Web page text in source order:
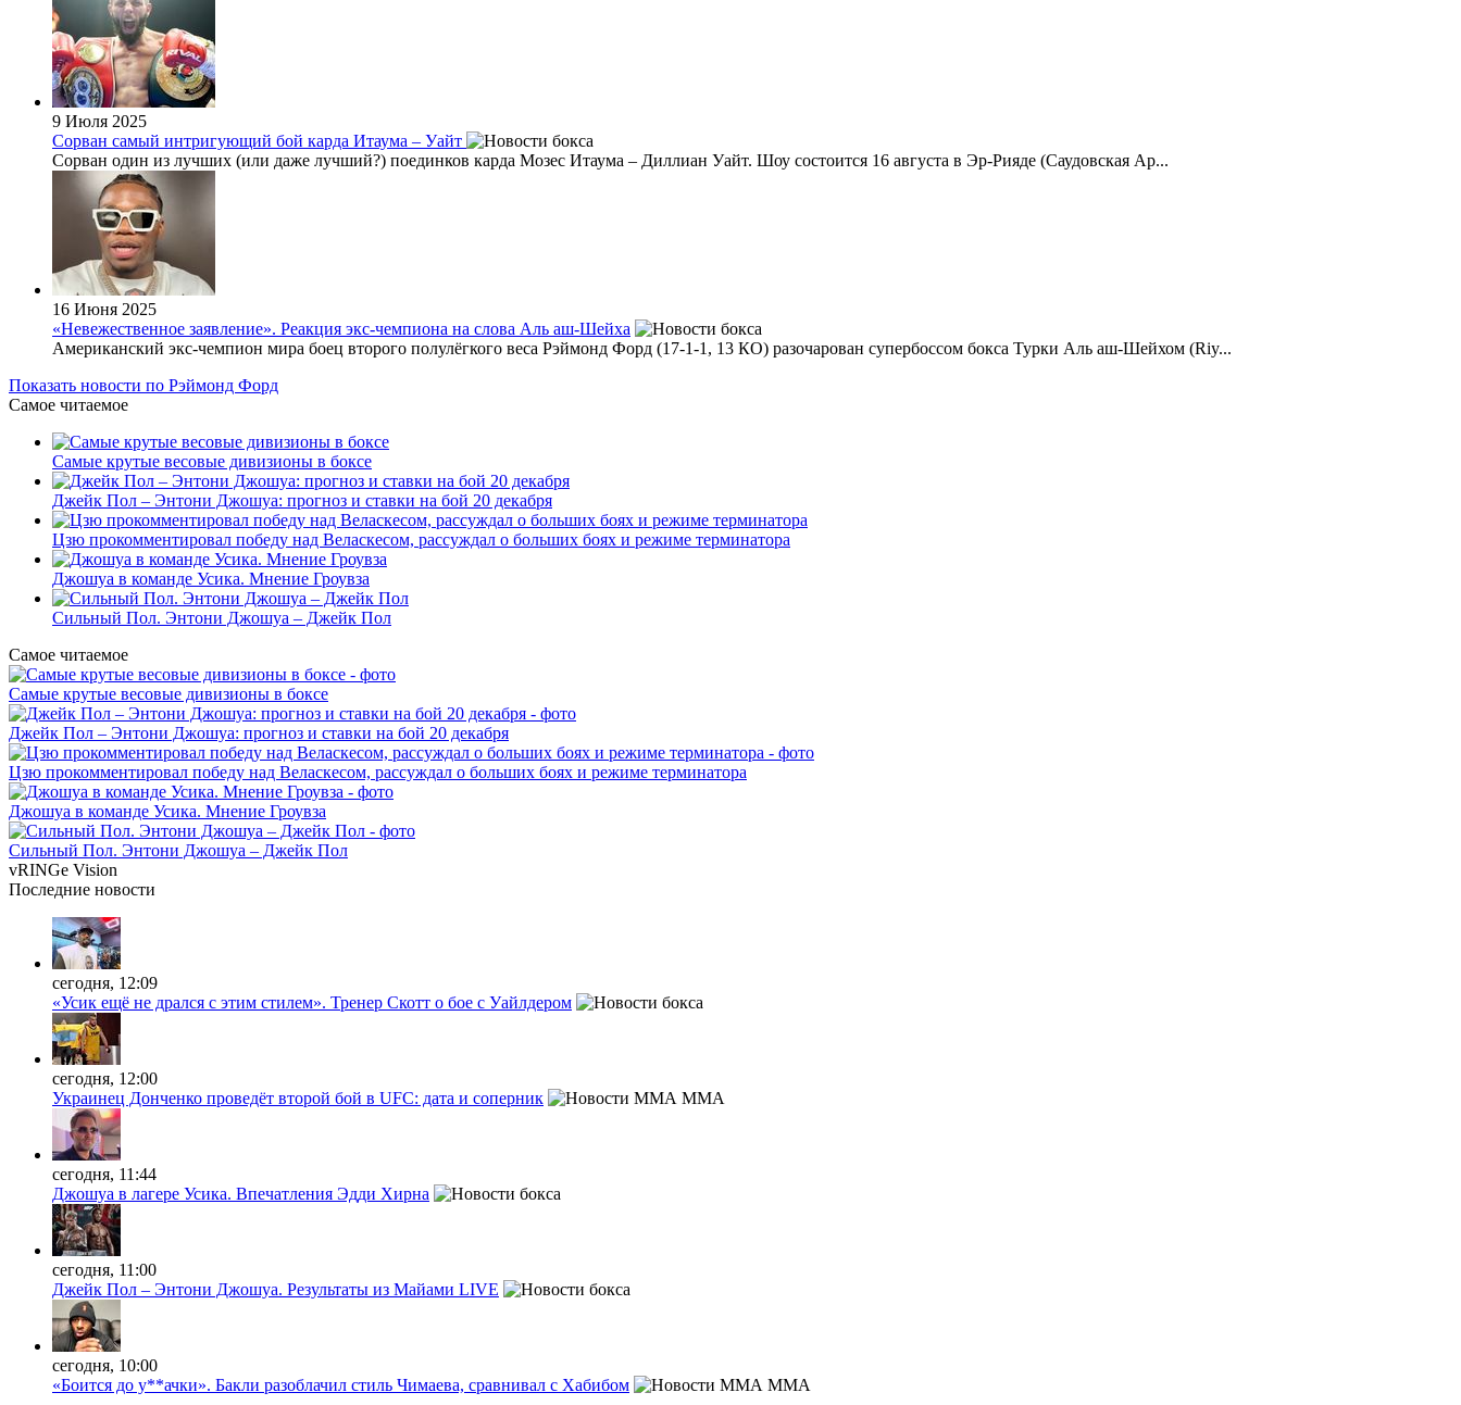
9 Июля 2025
Сорван самый интригующий бой карда Итаума – Уайт
Сорван один из лучших (или даже лучший?) поединков карда Мозес Итаума – Диллиан Уайт. Шоу состоится 16 августа в Эр-Рияде (Саудовская Ар...
16 Июня 2025
«Невежественное заявление». Реакция экс-чемпиона на слова Аль аш-Шейха
Американский экс-чемпион мира боец второго полулёгкого веса Рэймонд Форд (17-1-1, 13 КО) разочарован супербоссом бокса Турки Аль аш-Шейхом (Riy...
Показать новости по Рэймонд Форд
Самое читаемое
Самые крутые весовые дивизионы в боксе
Джейк Пол – Энтони Джошуа: прогноз и ставки на бой 20 декабря
Цзю прокомментировал победу над Веласкесом, рассуждал о больших боях и режиме терминатора
Джошуа в команде Усика. Мнение Гроувза
Сильный Пол. Энтони Джошуа – Джейк Пол
Самое читаемое
Самые крутые весовые дивизионы в боксе
Джейк Пол – Энтони Джошуа: прогноз и ставки на бой 20 декабря
Цзю прокомментировал победу над Веласкесом, рассуждал о больших боях и режиме терминатора
Джошуа в команде Усика. Мнение Гроувза
Сильный Пол. Энтони Джошуа – Джейк Пол
vRINGe Vision
Последние новости
сегодня, 12:09
«Усик ещё не дрался с этим стилем». Тренер Скотт о бое с Уайлдером
сегодня, 12:00
Украинец Донченко проведёт второй бой в UFC: дата и соперник
MMA
сегодня, 11:44
Джошуа в лагере Усика. Впечатления Эдди Хирна
сегодня, 11:00
Джейк Пол – Энтони Джошуа. Результаты из Майами LIVE
сегодня, 10:00
«Боится до у**ачки». Бакли разоблачил стиль Чимаева, сравнивал с Хабибом
MMA